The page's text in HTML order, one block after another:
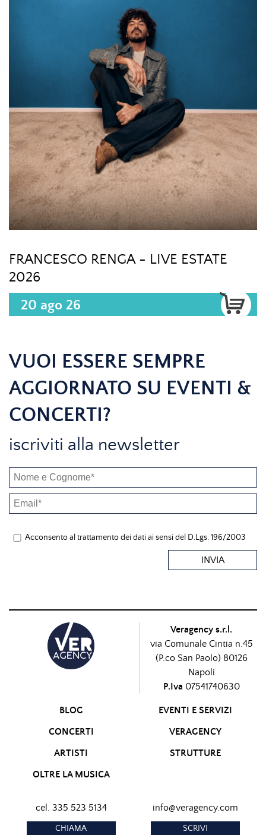
FRANCESCO RENGA - LIVE ESTATE
2026
20 ago 26
VUOI ESSERE SEMPRE
AGGIORNATO SU EVENTI &
CONCERTI?
iscriviti alla newsletter
Acconsento al trattamento dei dati ai sensi del D.Lgs. 196/2003
INVIA
Veragency s.r.l.
via Comunale Cintia n.45
(P.co San Paolo) 80126
Napoli
P.Iva 07541740630
BLOG
CONCERTI
ARTISTI
OLTRE LA MUSICA
EVENTI E SERVIZI
VERAGENCY
STRUTTURE
cel. 335 523 5134
CHIAMA
info@veragency.com
SCRIVI